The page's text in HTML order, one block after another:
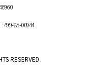
499-85-00944
RESERVED.